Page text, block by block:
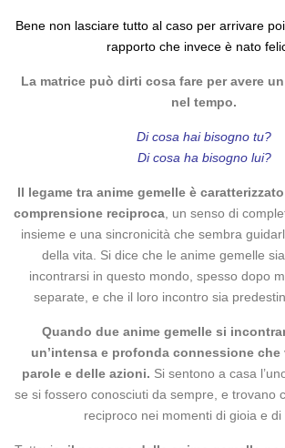
Bene non lasciare tutto al caso per arrivare
rapporto che invece è nato
La matrice può dirti cosa fare per avere
nel tempo.
Di cosa hai bisogno tu?
Di cosa ha bisogno lui?
Il legame tra anime gemelle è
comprensione reciproca , un senso di
insieme e una sincronicità che sembra
della vita. Si dice che le anime gemelle
incontrarsi in questo mondo, spesso dopo
separate, e che il loro incontro sia
Quando due anime gemelle si
un’intensa e profonda connessione che
parole e delle azioni. Si sentono a casa
se si fossero conosciuti da sempre, e trovano
reciproco nei momenti di gioia e di